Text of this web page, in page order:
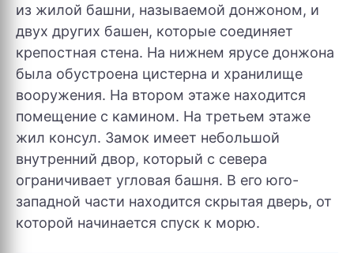
из жилой башни, называемой донжоном, и
двух других башен, которые соединяет
крепостная стена. На нижнем ярусе донжона
была обустроена цистерна и хранилище
вооружения. На втором этаже находится
помещение с камином. На третьем этаже
жил консул. Замок имеет небольшой
внутренний двор, который с севера
ограничивает угловая башня. В его юго-
западной части находится скрытая дверь, от
которой начинается спуск к морю.